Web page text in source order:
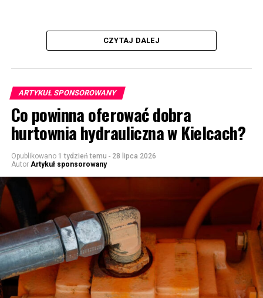
CZYTAJ DALEJ
ARTYKUŁ SPONSOROWANY
Co powinna oferować dobra
hurtownia hydrauliczna w Kielcach?
Opublikowano 1 tydzień temu - 28 lipca 2026
Autor Artykuł sponsorowany